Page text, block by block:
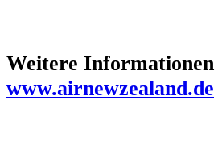
Weitere
www.airnewzealand.de